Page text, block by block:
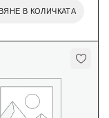
В КОЛИЧКАТА